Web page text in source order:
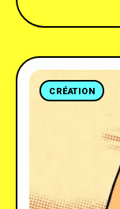
CRÉATION